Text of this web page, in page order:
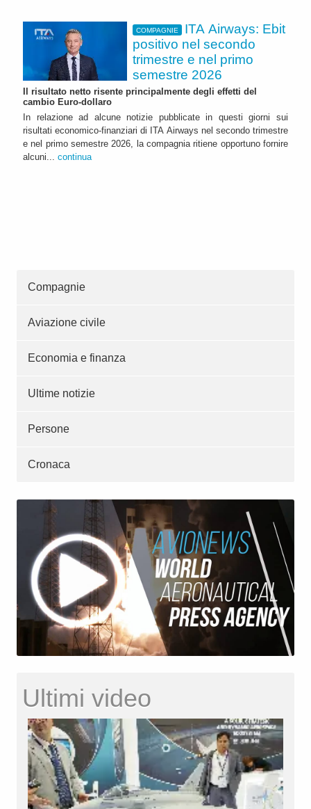
COMPAGNIE
ITA Airways: Ebit
positivo nel secondo
trimestre e nel primo
semestre 2026
Il risultato netto risente principalmente degli effetti del
cambio Euro-dollaro
In relazione ad alcune notizie pubblicate in questi giorni sui
risultati economico-finanziari di ITA Airways nel secondo trimestre
e nel primo semestre 2026, la compagnia ritiene opportuno fornire
alcuni... continua
Compagnie
Aviazione civile
Economia e finanza
Ultime notizie
Persone
Cronaca
Ultimi video